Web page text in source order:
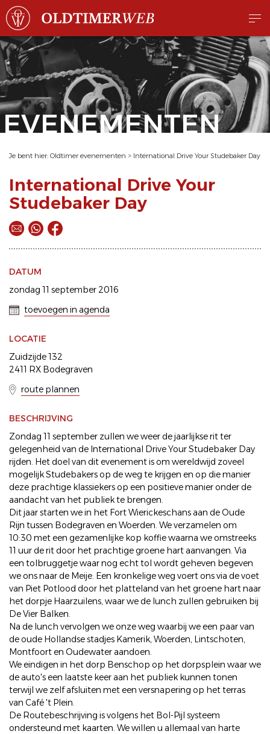
EVENEMENTEN
Je bent hier: Oldtimer evenementen > International Drive Your Studebaker Day
International Drive Your
Studebaker Day
DATUM
zondag 11 september 2016
toevoegen in agenda
LOCATIE
Zuidzijde 132
2411 RX Bodegraven
route plannen
BESCHRIJVING
Zondag 11 september zullen we weer de jaarlijkse rit ter
gelegenheid van de International Drive Your Studebaker Day
rijden. Het doel van dit evenement is om wereldwijd zoveel
mogelijk Studebakers op de weg te krijgen en op die manier
deze prachtige klassiekers op een positieve manier onder de
aandacht van het publiek te brengen.
Dit jaar starten we in het Fort Wierickeschans aan de Oude
Rijn tussen Bodegraven en Woerden. We verzamelen om
10:30 met een gezamenlijke kop koffie waarna we omstreeks
11 uur de rit door het prachtige groene hart aanvangen. Via
een tolbruggetje waar nog echt tol wordt geheven begeven
we ons naar de Meije. Een kronkelige weg voert ons via de voet
van Piet Potlood door het platteland van het groene hart naar
het dorpje Haarzuilens, waar we de lunch zullen gebruiken bij
De Vier Balken.
Na de lunch vervolgen we onze weg waarbij we een paar van
de oude Hollandse stadjes Kamerik, Woerden, Lintschoten,
Montfoort en Oudewater aandoen.
We eindigen in het dorp Benschop op het dorpsplein waar we
de auto's een laatste keer aan het publiek kunnen tonen
terwijl we zelf afsluiten met een versnapering op het terras
van Café 't Plein.
De Routebeschrijving is volgens het Bol-Pijl systeem
ondersteund met kaarten. We willen u allemaal van harte